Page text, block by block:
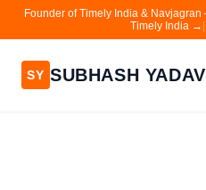
Founder of Timely India &
Timely India →
SY SUBHASH YADAV